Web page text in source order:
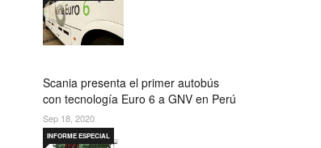
Scania presenta el primer autobús
con tecnología Euro 6 a GNV en Perú
Sep 18, 2020
INFORME ESPECIAL